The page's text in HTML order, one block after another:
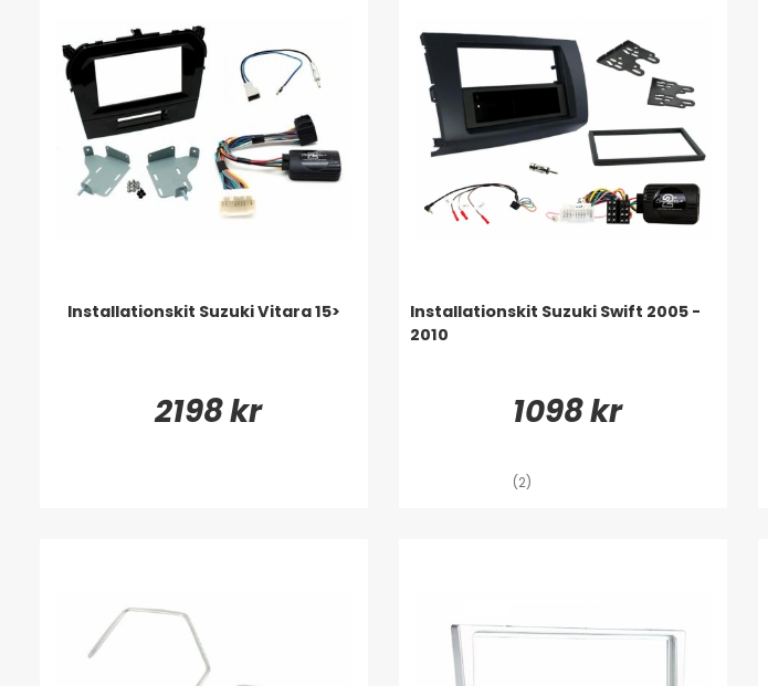
Installationskit Suzuki Vitara 15>
2198 kr
Installationskit Suzuki Swift 2005 -
2010
1098 kr
(2)